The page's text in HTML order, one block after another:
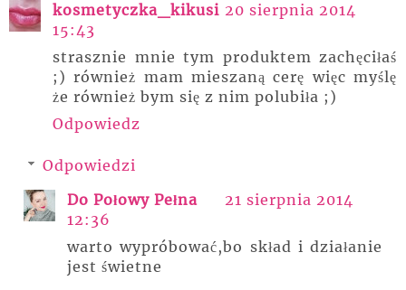
kosmetyczka_kikusi 20 sierpnia 2014
15:43
strasznie mnie tym produktem zachęciłaś
;) również mam mieszaną cerę więc myślę
że również bym się z nim polubiła ;)
Odpowiedz
Odpowiedzi
Do Połowy Pełna
21 sierpnia 2014
12:36
warto wypróbować,bo skład i działanie
jest świetne